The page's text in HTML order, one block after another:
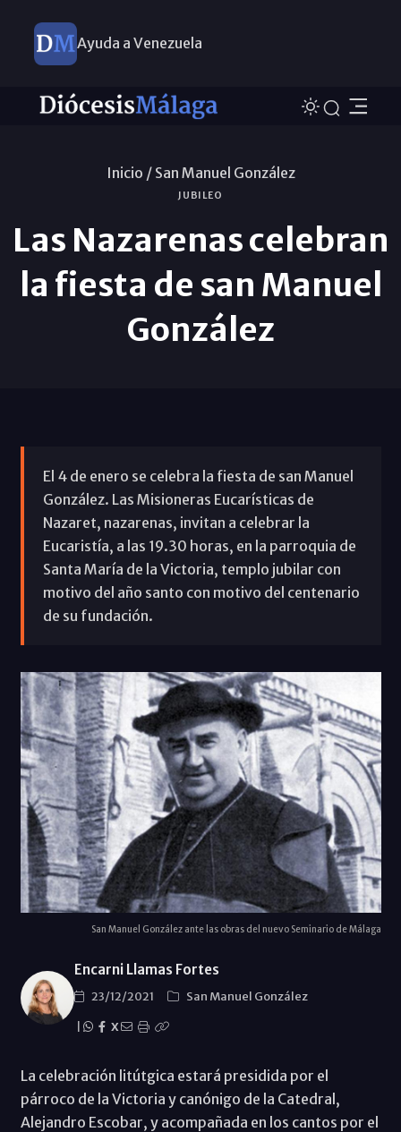
Ayuda a Venezuela
Inicio / San Manuel González
JUBILEO
Las Nazarenas celebran
la fiesta de san Manuel
González
El 4 de enero se celebra la fiesta de san Manuel
González. Las Misioneras Eucarísticas de
Nazaret, nazarenas, invitan a celebrar la
Eucaristía, a las 19.30 horas, en la parroquia de
Santa María de la Victoria, templo jubilar con
motivo del año santo con motivo del centenario
de su fundación.
San Manuel González ante las obras del nuevo Seminario de Málaga
Encarni Llamas Fortes
23/12/2021
San Manuel González
X
La celebración litútgica estará presidida por el
párroco de la Victoria y canónigo de la Catedral,
Alejandro Escobar, y acompañada en los cantos por el